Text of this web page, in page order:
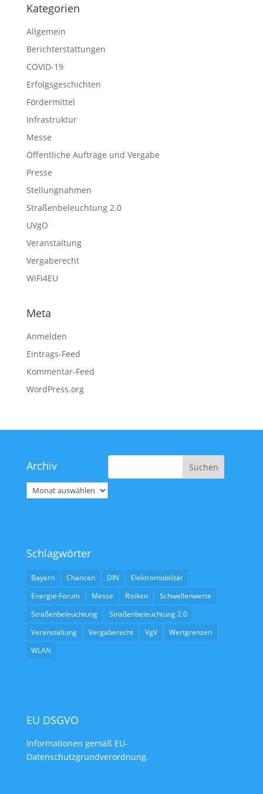
Kategorien
Allgemein
Berichterstattungen
COVID-19
Erfolgsgeschichten
Fördermittel
Infrastruktur
Messe
Öffentliche Aufträge und Vergabe
Presse
Stellungnahmen
Straßenbeleuchtung 2.0
UVgO
Veranstaltung
Vergaberecht
WiFi4EU
Meta
Anmelden
Eintrags-Feed
Kommentar-Feed
WordPress.org
Archiv
Archiv
Schlagwörter
Bayern Chancen DIN
Elektromobilität
Energie-Forum
Messe Risiken
Schwellenwerte
Straßenbeleuchtung
Straßenbeleuchtung 2.0
Veranstaltung
Vergaberecht VgV
Wertgrenzen
WLAN
EU DSGVO
Informationen gemäß EU-
Datenschutzgrundverordnung.